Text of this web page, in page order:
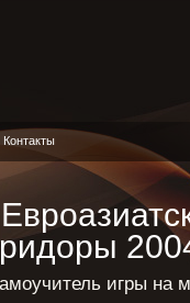
Контакты
игры на